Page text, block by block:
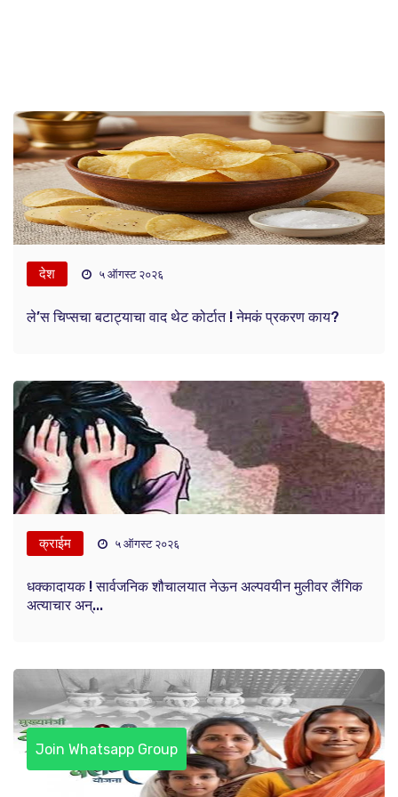
देश ५ ऑगस्ट २०२६
ले’स चिप्सचा बटाट्याचा वाद थेट कोर्टात ! नेमकं प्रकरण काय?
क्राईम ५ ऑगस्ट २०२६
धक्कादायक ! सार्वजनिक शौचालयात नेऊन अल्पवयीन मुलीवर लैंगिक
अत्याचार अन्...
Join Whatsapp Group